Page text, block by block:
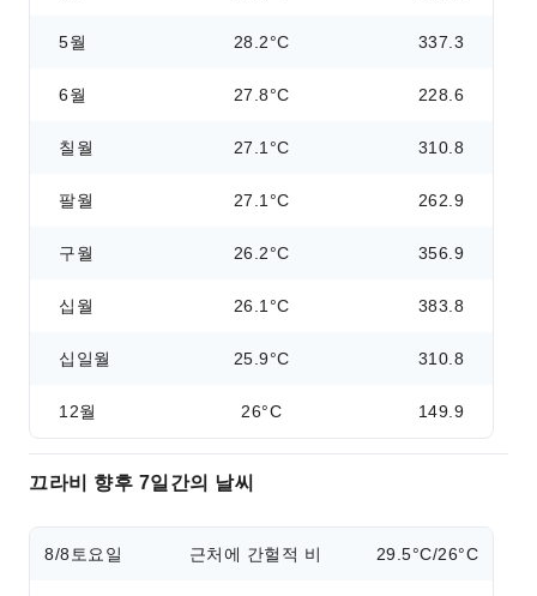
5월 28.2°C 337.3
6월 27.8°C 228.6
칠월 27.1°C 310.8
팔월 27.1°C 262.9
구월 26.2°C 356.9
십월 26.1°C 383.8
십일월 25.9°C 310.8
12월 26°C 149.9
끄라비 향후 7일간의 날씨
8/8 토요일 근처에 간헐적 비 29.5°C/26°C